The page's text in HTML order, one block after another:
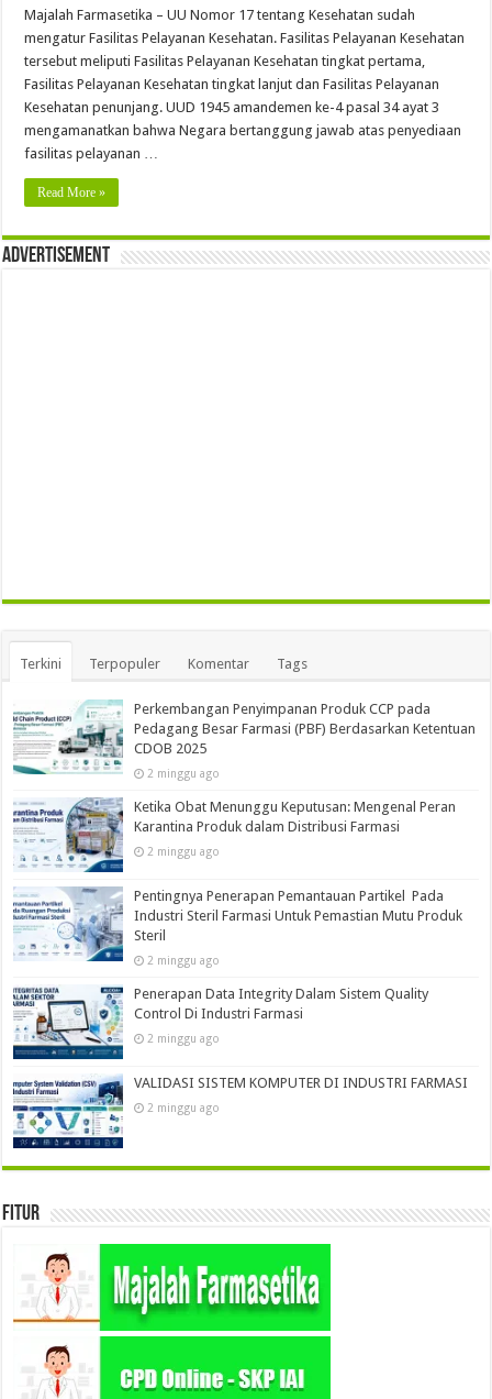
Majalah Farmasetika – UU Nomor 17 tentang Kesehatan sudah
mengatur Fasilitas Pelayanan Kesehatan. Fasilitas Pelayanan Kesehatan
tersebut meliputi Fasilitas Pelayanan Kesehatan tingkat pertama,
Fasilitas Pelayanan Kesehatan tingkat lanjut dan Fasilitas Pelayanan
Kesehatan penunjang. UUD 1945 amandemen ke-4 pasal 34 ayat 3
mengamanatkan bahwa Negara bertanggung jawab atas penyediaan
fasilitas pelayanan …
Read More »
Advertisement
Terkini Terpopuler Komentar Tags
Perkembangan Penyimpanan Produk CCP pada
Pedagang Besar Farmasi (PBF) Berdasarkan Ketentuan
CDOB 2025
2 minggu ago
Ketika Obat Menunggu Keputusan: Mengenal Peran
Karantina Produk dalam Distribusi Farmasi
2 minggu ago
Pentingnya Penerapan Pemantauan Partikel Pada
Industri Steril Farmasi Untuk Pemastian Mutu Produk
Steril
2 minggu ago
Penerapan Data Integrity Dalam Sistem Quality
Control Di Industri Farmasi
2 minggu ago
VALIDASI SISTEM KOMPUTER DI INDUSTRI FARMASI
2 minggu ago
Fitur